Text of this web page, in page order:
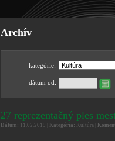
Archív
kategórie:
dátum od:
27 reprezentačný ples
Dátum: 11.02.2019 | Kategória: Kultúra |